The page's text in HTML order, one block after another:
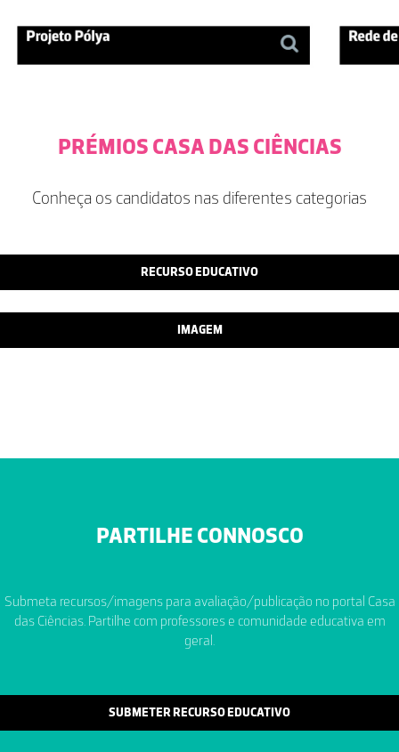
PRÉMIOS CASA DAS CIÊNCIAS
Conheça os candidatos nas diferentes categorias
RECURSO EDUCATIVO
IMAGEM
PARTILHE CONNOSCO
Submeta recursos/imagens para avaliação/publicação no portal Casa
das Ciências. Partilhe com professores e comunidade educativa em
geral.
SUBMETER RECURSO EDUCATIVO